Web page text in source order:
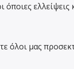
όποιες
όλοι μας